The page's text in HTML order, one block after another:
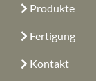
Produkte
Fertigung
Kontakt